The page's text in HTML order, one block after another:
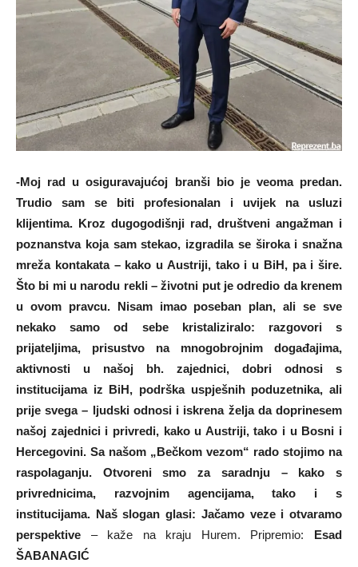
-Moj rad u osiguravajućoj branši bio je veoma predan.
Trudio sam se biti profesionalan i uvijek na usluzi
klijentima. Kroz dugogodišnji rad, društveni angažman i
poznanstva koja sam stekao, izgradila se široka i snažna
mreža kontakata – kako u Austriji, tako i u BiH, pa i šire.
Što bi mi u narodu rekli – životni put je odredio da krenem
u ovom pravcu. Nisam imao poseban plan, ali se sve
nekako samo od sebe kristaliziralo: razgovori s
prijateljima, prisustvo na mnogobrojnim događajima,
aktivnosti u našoj bh. zajednici, dobri odnosi s
institucijama iz BiH, podrška uspješnih poduzetnika, ali
prije svega – ljudski odnosi i iskrena želja da doprinesem
našoj zajednici i privredi, kako u Austriji, tako i u Bosni i
Hercegovini. Sa našom „Bečkom vezom“ rado stojimo na
raspolaganju. Otvoreni smo za saradnju – kako s
privrednicima, razvojnim agencijama, tako i s
institucijama. Naš slogan glasi: Jačamo veze i otvaramo
perspektive – kaže na kraju Hurem. Pripremio: Esad
ŠABANAGIĆ